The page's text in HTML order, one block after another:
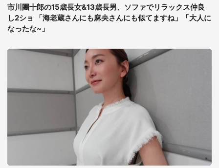
市川團十郎の15歳長女&13歳長男、ソファでリラックス仲良
し2ショ 「海老蔵さんにも麻央さんにも似てますね」「大人に
なったな~」